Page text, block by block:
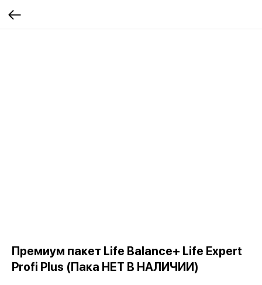
Премиум пакет Life Balance+ Life Expert
Profi Plus (Пака НЕТ В НАЛИЧИИ)